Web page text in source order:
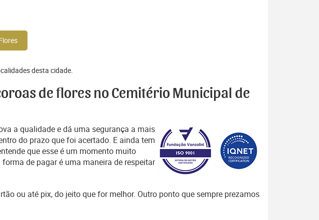
desta cidade.
de flores no Cemitério Municipal de
a qualidade e dá uma segurança a mais
do prazo que foi acertado. E ainda tem
que esse é um momento muito
de pagar é uma maneira de respeitar
ou até pix, do jeito que for melhor. Outro ponto que sempre prezamos